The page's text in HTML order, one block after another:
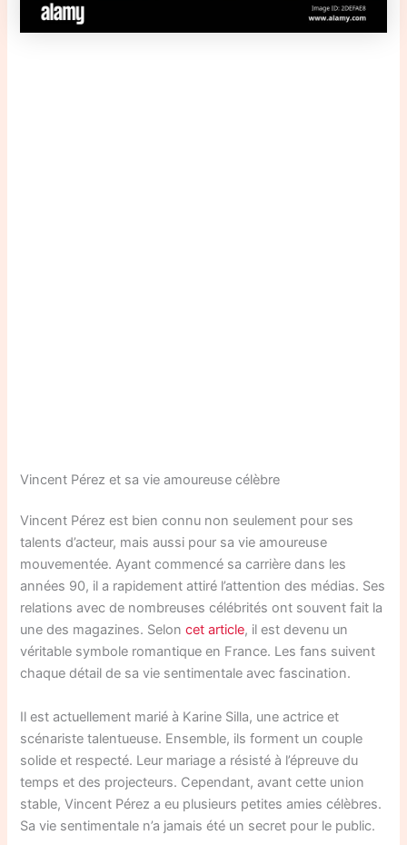
Vincent Pérez et sa vie amoureuse célèbre
Vincent Pérez est bien connu non seulement pour ses
talents d’acteur, mais aussi pour sa vie amoureuse
mouvementée. Ayant commencé sa carrière dans les
années 90, il a rapidement attiré l’attention des médias. Ses
relations avec de nombreuses célébrités ont souvent fait la
une des magazines. Seloncet article, il est devenu un
véritable symbole romantique en France. Les fans suivent
chaque détail de sa vie sentimentale avec fascination.
Il est actuellement marié à Karine Silla, une actrice et
scénariste talentueuse. Ensemble, ils forment un couple
solide et respecté. Leur mariage a résisté à l’épreuve du
temps et des projecteurs. Cependant, avant cette union
stable, Vincent Pérez a eu plusieurs petites amies célèbres.
Sa vie sentimentale n’a jamais été un secret pour le public.